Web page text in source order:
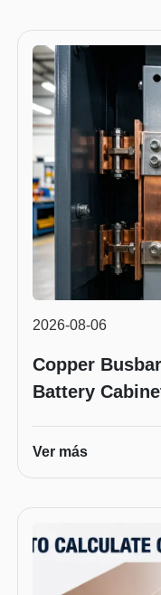
2026-08-06
Copper
Battery
Ver más